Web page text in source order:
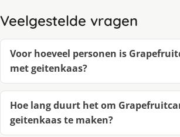
Veelgestelde vragen
Voor hoeveel personen is
met geitenkaas?
Hoe lang duurt het om
geitenkaas te maken?